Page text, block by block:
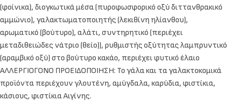
(φοίνικα), διογκωτικά μέσα (πυροφωσφορικό οξύ διττανθρακικό
αμμώνιο), γαλακτωματοποιητής (λεκιθίνη ηλίανθου),
αρωματικό (βούτυρο), αλάτι, συντηρητικό (περιέχει
μεταδιθειώδες νάτριο (θείο)), ρυθμιστής οξύτητας λαμπρυντικό
(αραμβικό οξύ) στο βούτυρο κακάο, περιέχει φυτικό έλαιο
ΑΛΛΕΡΓΙΟΓΟΝΟ ΠΡΟΕΙΔΟΠΟΙΗΣΗ: Το γάλα και τα γαλακτοκομικά
προϊόντα περιέχουν γλουτένη, αμύγδαλα, καρύδια, φιστίκια,
κάσιους, φιστίκια Αιγίνης.